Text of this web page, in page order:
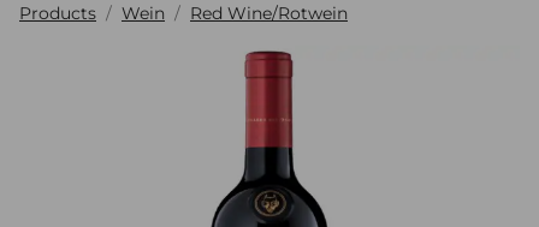
Products Wein Red Wine/Rotwein